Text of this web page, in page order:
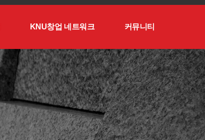
KNU창업 네트워크 커뮤니티